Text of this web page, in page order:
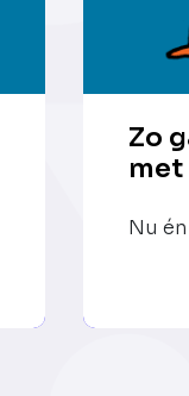
Zo
Nu